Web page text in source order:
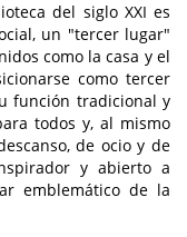
del siglo XXI es
un "tercer lugar"
como la casa y el
como tercer
función tradicional y
todos y, al mismo
de ocio y de
y abierto a
emblemático de la